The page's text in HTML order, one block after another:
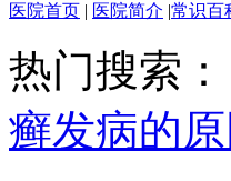
医院首页 | 医院简介 |常识百
热门搜索：
癣发病的原